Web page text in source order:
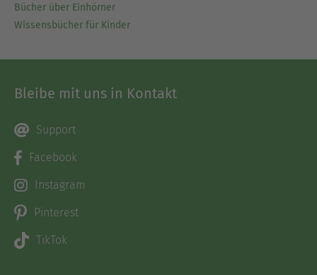
Bücher über Einhörner
Wissensbücher für Kinder
Bleibe mit uns in Kontakt
Support
Facebook
Instagram
Pinterest
TikTok